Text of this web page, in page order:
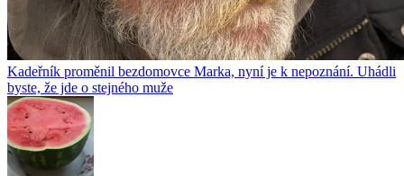
Kadeřník proměnil bezdomovce Marka, nyní je k nepoznání. Uhádli
byste, že jde o stejného muže